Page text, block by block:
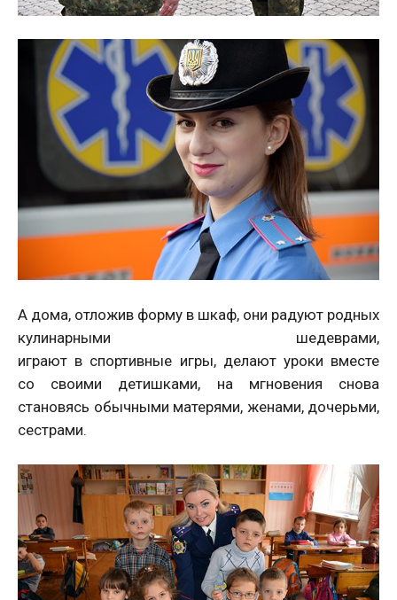
А дома, отложив форму в шкаф, они радуют родных
кулинарными шедеврами,
играют в спортивные игры, делают уроки вместе
со своими детишками, на мгновения снова
становясь обычными матерями, женами, дочерьми,
сестрами.